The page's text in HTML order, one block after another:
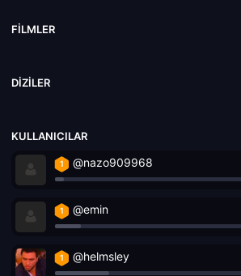
FILMLER
DIZILER
KULLANICILAR
1 @nazo909968
1 @emin
1 @helmsley